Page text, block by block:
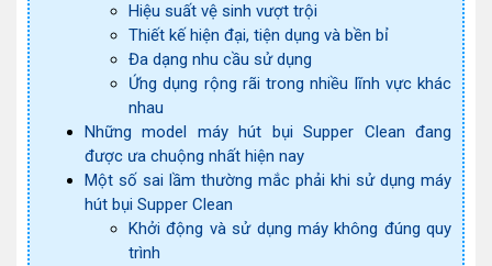
Hiệu suất vệ sinh vượt trội
Thiết kế hiện đại, tiện dụng và bền bỉ
Đa dạng nhu cầu sử dụng
Ứng dụng rộng rãi trong nhiều lĩnh vực khác
nhau
Những model máy hút bụi Supper Clean đang
được ưa chuộng nhất hiện nay
Một số sai lầm thường mắc phải khi sử dụng máy
hút bụi Supper Clean
Khởi động và sử dụng máy không đúng quy
trình